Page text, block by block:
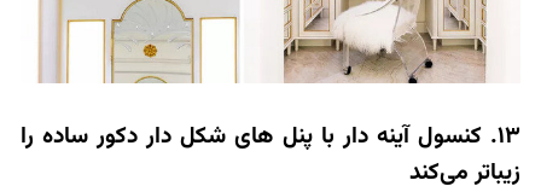
13. کنسول آینه دار با پنل های شکل دار دکور ساده را
زیباتر می‌کند